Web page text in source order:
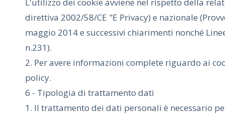
direttiva 2002/58/CE "E Privacy) e nazionale
maggio 2014 e successivi chiarimenti nonché
n.231).
2. Per avere informazioni complete riguardo ai
policy.
6 - Tipologia di trattamento dati
1. Il trattamento dei dati personali è necessario